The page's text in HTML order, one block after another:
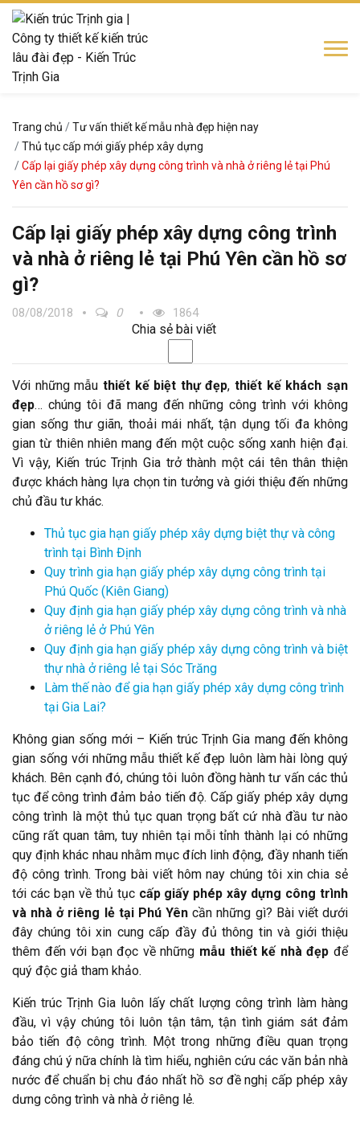
Trang chủ
Tư vấn thiết kế mẫu nhà đẹp hiện nay
Thủ tục cấp mới giấy phép xây dựng
Cấp lại giấy phép xây dựng công trình và nhà ở riêng lẻ tại Phú
Yên cần hồ sơ gì?
Cấp lại giấy phép xây dựng công trình
và nhà ở riêng lẻ tại Phú Yên cần hồ sơ
gì?
08/08/2018 0 1864
Chia sẻ bài viết
Với những mẫu thiết kế biệt thựđẹp,thiết kế khách sạn
đẹp… chúng tôi đã mang đến những công trình với không
gian sống thư giãn, thoải mái nhất, tận dụng tối đa không
gian từ thiên nhiên mang đến một cuộc sống xanh hiện đại.
Vì vậy, Kiến trúc Trịnh Gia trở thành một cái tên thân thiện
được khách hàng lựa chọn tin tưởng và giới thiệu đến những
chủ đầu tư khác.
Thủ tục gia hạn giấy phép xây dựng biệt thự và công
trình tại Bình Định
Quy trình gia hạn giấy phép xây dựng công trình tại
Phú Quốc (Kiên Giang)
Quy định gia hạn giấy phép xây dựng công trình và nhà
ở riêng lẻ ở Phú Yên
Quy định gia hạn giấy phép xây dựng công trình và biệt
thự nhà ở riêng lẻ tại Sóc Trăng
Làm thế nào để gia hạn giấy phép xây dựng công trình
tại Gia Lai?
Không gian sống mới – Kiến trúc Trịnh Gia mang đến không
gian sống với những mẫu thiết kế đẹp luôn làm hài lòng quý
khách. Bên cạnh đó, chúng tôi luôn đồng hành tư vấn các thủ
tục để công trình đảm bảo tiến độ. Cấp giấy phép xây dựng
công trình là một thủ tục quan trọng bất cứ nhà đầu tư nào
cũng rất quan tâm, tuy nhiên tại mỗi tỉnh thành lại có những
quy định khác nhau nhằm mục đích linh động, đầy nhanh tiến
độ công trình. Trong bài viết hôm nay chúng tôi xin chia sẻ
tới các bạn về thủ tục cấp giấy phép xây dựng công trình
và nhà ở riêng lẻ tại Phú Yêncần những gì? Bài viết dưới
đây chúng tôi xin cung cấp đầy đủ thông tin và giới thiệu
thêm đến với bạn đọc về những mẫu thiết kế nhà đẹp để
quý độc giả tham khảo.
Kiến trúc Trịnh Gia luôn lấy chất lượng công trình làm hàng
đầu, vì vậy chúng tôi luôn tận tâm, tận tình giám sát đảm
bảo tiến độ công trình. Một trong những điều quan trọng
đáng chú ý nữa chính là tìm hiểu, nghiên cứu các văn bản nhà
nước để chuẩn bị chu đáo nhất hồ sơ đề nghị cấp phép xây
dưng công trình và nhà ở riêng lẻ.